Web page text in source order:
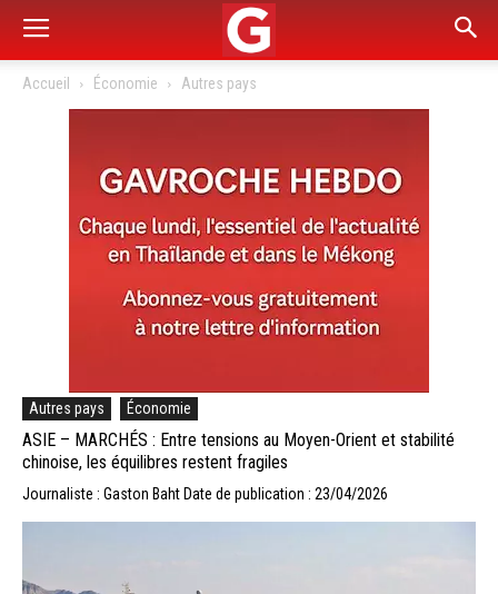
Accueil Économie Autres pays
Autres pays Économie
ASIE – MARCHÉS : Entre tensions au Moyen-Orient et stabilité
chinoise, les équilibres restent fragiles
Journaliste : Gaston Baht Date de publication : 23/04/2026